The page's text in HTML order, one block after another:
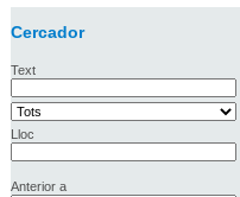
Cercador
Text
Lloc
Anterior a